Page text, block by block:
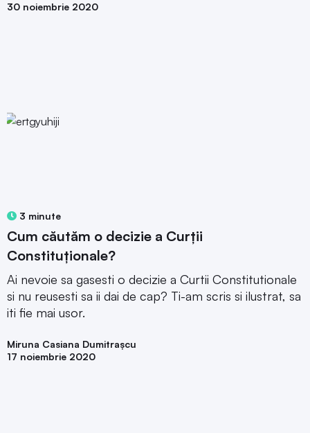
30 noiembrie 2020
3 minute
Cum căutăm o decizie a Curții
Constituționale?
Ai nevoie sa gasesti o decizie a Curtii Constitutionale
si nu reusesti sa ii dai de cap? Ti-am scris si ilustrat, sa
iti fie mai usor.
Miruna Casiana Dumitrașcu
17 noiembrie 2020